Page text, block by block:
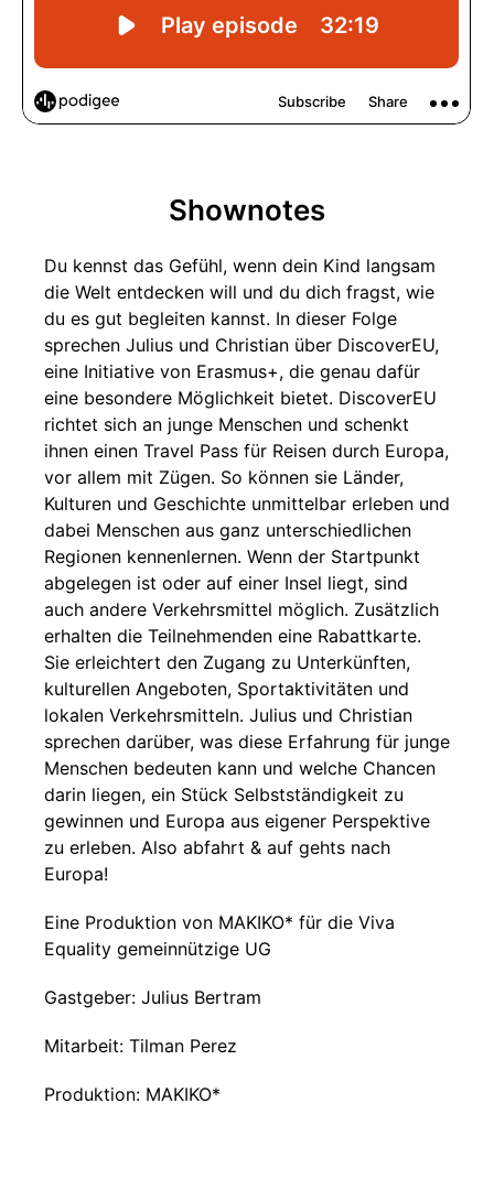
Shownotes
Du kennst das Gefühl, wenn dein Kind langsam
die Welt entdecken will und du dich fragst, wie
du es gut begleiten kannst. In dieser Folge
sprechen Julius und Christian über DiscoverEU,
eine Initiative von Erasmus+, die genau dafür
eine besondere Möglichkeit bietet. DiscoverEU
richtet sich an junge Menschen und schenkt
ihnen einen Travel Pass für Reisen durch Europa,
vor allem mit Zügen. So können sie Länder,
Kulturen und Geschichte unmittelbar erleben und
dabei Menschen aus ganz unterschiedlichen
Regionen kennenlernen. Wenn der Startpunkt
abgelegen ist oder auf einer Insel liegt, sind
auch andere Verkehrsmittel möglich. Zusätzlich
erhalten die Teilnehmenden eine Rabattkarte.
Sie erleichtert den Zugang zu Unterkünften,
kulturellen Angeboten, Sportaktivitäten und
lokalen Verkehrsmitteln. Julius und Christian
sprechen darüber, was diese Erfahrung für junge
Menschen bedeuten kann und welche Chancen
darin liegen, ein Stück Selbstständigkeit zu
gewinnen und Europa aus eigener Perspektive
zu erleben. Also abfahrt & auf gehts nach
Europa!
Eine Produktion von MAKIKO* für die Viva
Equality gemeinnützige UG
Gastgeber: Julius Bertram
Mitarbeit: Tilman Perez
Produktion: MAKIKO*